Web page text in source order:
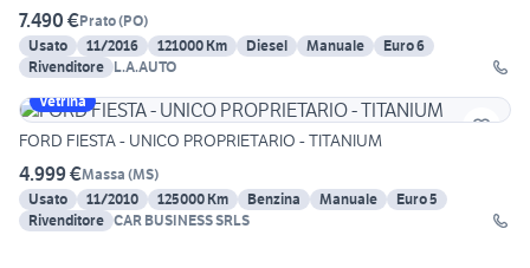
7.490 €Prato(PO)
Usato
11/2016 121000 Km Diesel Manuale
Euro 6
Rivenditore L.A.AUTO
Vetrina
FORD FIESTA - UNICO PROPRIETARIO - TITANIUM
4.999 €Massa (MS)
Usato
11/2010 125000 Km Benzina Manuale
Euro 5
Rivenditore CAR BUSINESS SRLS